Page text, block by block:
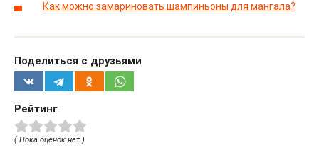
Как можно замариновать шампиньоны для мангала?
Поделиться с друзьями
Рейтинг
( Пока оценок нет )